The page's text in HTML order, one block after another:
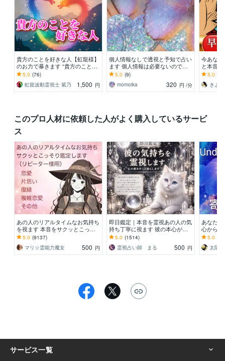
貴方のことを好きな人【虹龍様】
のお力で暴きます “貴方のことを
好きな人”の人物像・貴方への本
気度などを大暴露
5.0 (76)
虹龍波動霊視士 紫乃
1,500 円
個人情報なしで透視と予知で占い
ます 個人情報は必要ないので安
心です！
5.0 (9)
momoika
320 円 /分
今あな
と本音
想って
で読み
5.0
このプロ人材に依頼した人がよく購入しているサービ
ス
あの人のリアルタイムなお気持ち
を視ます 本音をサクッとこっそ
りあなたにお伝えします【リピー
ター様用】
5.0 (9137)
マリ☆霊能力魔女
500 円
即日鑑定｜本音を霊視あの人の気
持ち丁寧に視ます 彼の本心が気
になる今に霊視で今の気配をお伝
えします
5.0 (1514)
霊視占い師 まる
500 円
あなた
心から
お電話
5.0
太陽